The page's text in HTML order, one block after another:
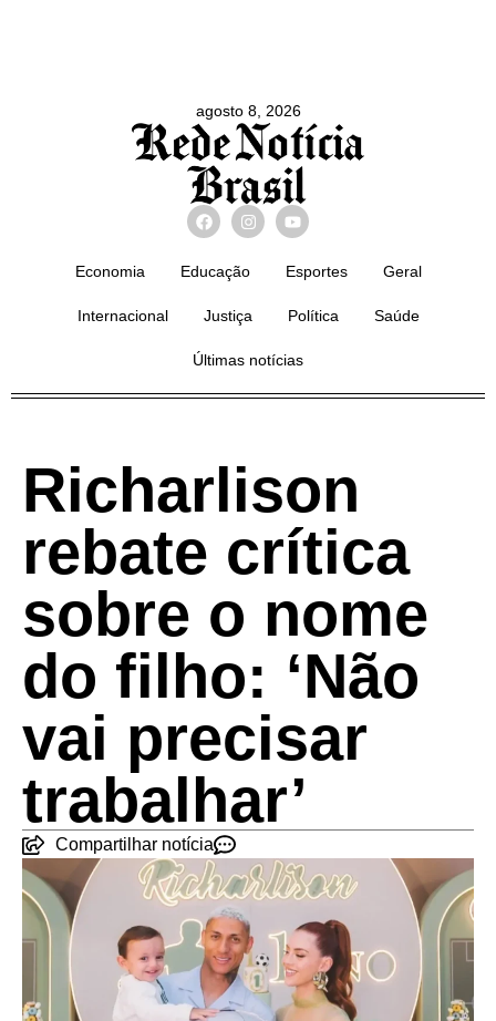
agosto 8, 2026
Economia Educação Esportes Geral
Internacional Justiça Política Saúde
Últimas notícias
Richarlison
rebate crítica
sobre o nome
do filho: ‘Não
vai precisar
trabalhar’
Compartilhar notícia